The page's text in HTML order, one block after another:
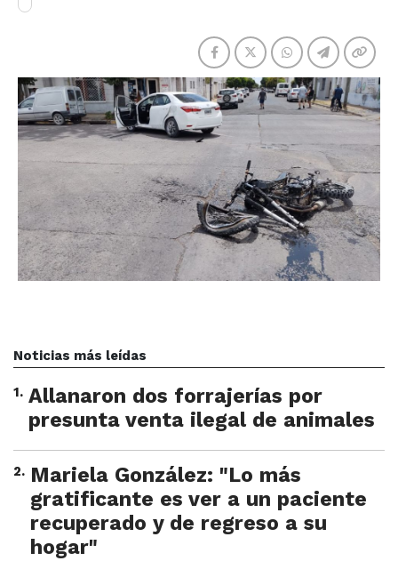
Noticias más leídas
1. Allanaron dos forrajerías por
presunta venta ilegal de animales
2. Mariela González: "Lo más
gratificante es ver a un paciente
recuperado y de regreso a su
hogar"